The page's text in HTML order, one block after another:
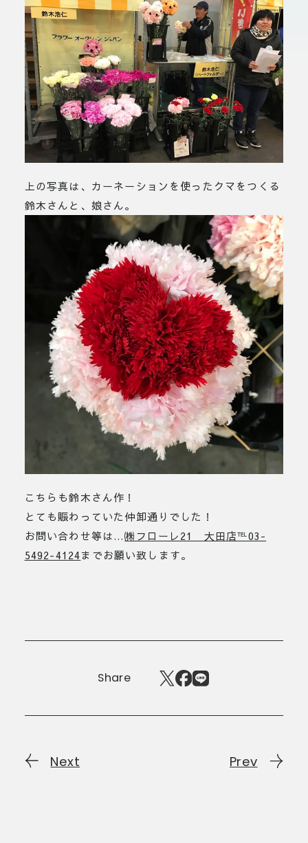
上の写真は、カーネーションを使ったクマをつくる
鈴木さんと、娘さん。
こちらも鈴木さん作！
とても賑わっていた仲卸通りでした！
お問い合わせ等は…㈱フローレ21 大田店℡03-
5492-4124までお願い致します。
Share
Next Prev